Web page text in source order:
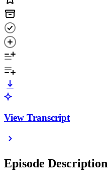
View Transcript
Episode Description